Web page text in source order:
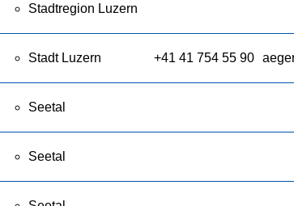
Stadtregion Luzern
Stadt Luzern +41 41 754 55 90
Seetal
Seetal